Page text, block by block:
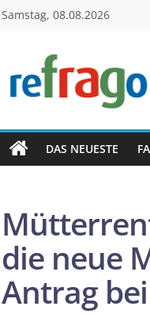
Samstag, 08.08.2026
refrago
Rechtsfragen
online
verständlich
kostenlos
DAS NEUESTE
die neue
Antrag